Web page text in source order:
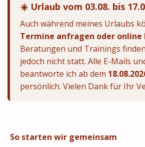
☀️ Urlaub vom 03.08. bis
Auch während meines Urlaubs
Termine anfragen oder online
Beratungen und Trainings
jedoch nicht statt. Alle E-Mails
beantworte ich ab dem
persönlich. Vielen Dank für Ihr
So starten wir gemeinsam